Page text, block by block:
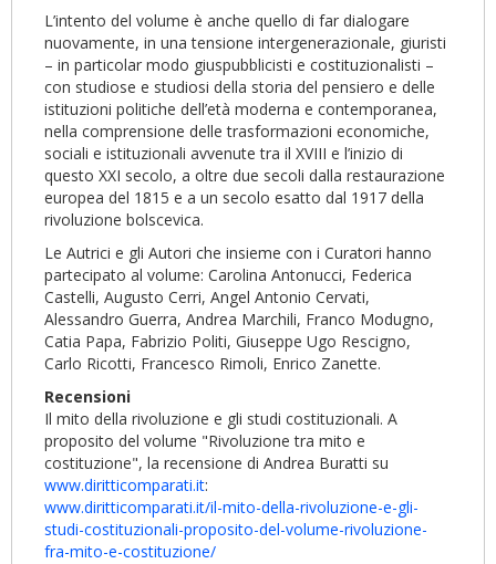
L’intento del volume è anche quello di far dialogare
nuovamente, in una tensione intergenerazionale, giuristi
– in particolar modo giuspubblicisti e costituzionalisti –
con studiose e studiosi della storia del pensiero e delle
istituzioni politiche dell’età moderna e contemporanea,
nella comprensione delle trasformazioni economiche,
sociali e istituzionali avvenute tra il XVIII e l’inizio di
questo XXI secolo, a oltre due secoli dalla restaurazione
europea del 1815 e a un secolo esatto dal 1917 della
rivoluzione bolscevica.
Le Autrici e gli Autori che insieme con i Curatori hanno
partecipato al volume: Carolina Antonucci, Federica
Castelli, Augusto Cerri, Angel Antonio Cervati,
Alessandro Guerra, Andrea Marchili, Franco Modugno,
Catia Papa, Fabrizio Politi, Giuseppe Ugo Rescigno,
Carlo Ricotti, Francesco Rimoli, Enrico Zanette.
Recensioni
Il mito della rivoluzione e gli studi costituzionali. A
proposito del volume "Rivoluzione tra mito e
costituzione", la recensione di Andrea Buratti su
www.diritticomparati.it:
www.diritticomparati.it/il-mito-della-rivoluzione-e-gli-
studi-costituzionali-proposito-del-volume-rivoluzione-
fra-mito-e-costituzione/